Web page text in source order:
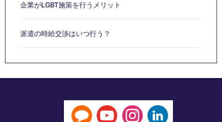
企業がLGBT施策を行うメリット
派遣の時給交渉はいつ行う？